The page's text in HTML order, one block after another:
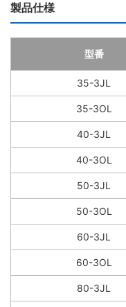
製品仕様
型番
35-3JL
35-3OL
40-3JL
40-3OL
50-3JL
50-3OL
60-3JL
60-3OL
80-3JL